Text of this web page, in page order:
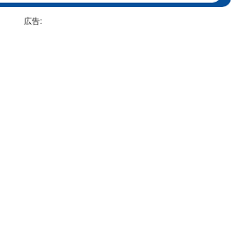
広告: